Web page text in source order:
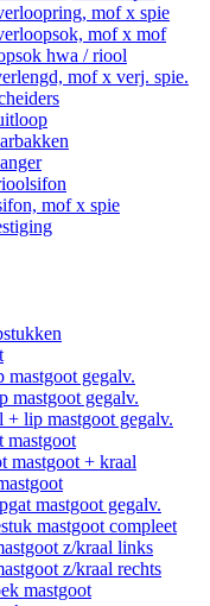
mof x spie
mof x mof
hwa / riool
mof x verj. spie.
mof x spie
gegalv.
mastgoot gegalv.
+ lip mastgoot gegalv.
mastgoot
mastgoot + kraal
mastgoot gegalv.
mastgoot compleet
z/kraal links
z/kraal rechts
mastgoot